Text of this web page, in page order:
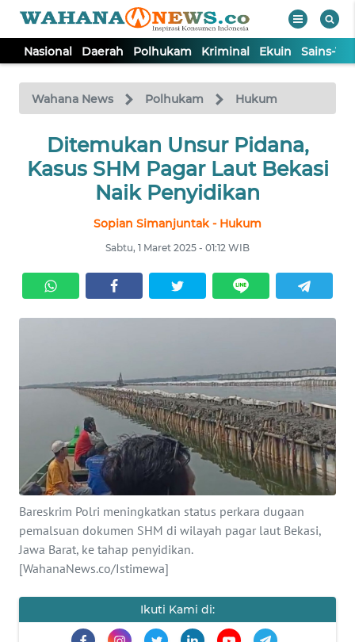
Nasional Daerah Polhukam Kriminal Ekuin Sains-
Wahana News Polhukam Hukum
Ditemukan Unsur Pidana,
Kasus SHM Pagar Laut Bekasi
Naik Penyidikan
Sopian Simanjuntak - Hukum
Sabtu, 1 Maret 2025 - 01:12 WIB
Bareskrim Polri meningkatkan status perkara dugaan
pemalsuan dokumen SHM di wilayah pagar laut Bekasi,
Jawa Barat, ke tahap penyidikan.
[WahanaNews.co/Istimewa]
Ikuti Kami di:
TV
Tutup
NASIONAL
KRIMINAL
EKUIN
INTERNASIONAL
SERBA-SERBI